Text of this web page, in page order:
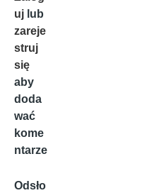
uj lub
zareje
struj
się
aby
doda
wać
kome
ntarze
Odsło